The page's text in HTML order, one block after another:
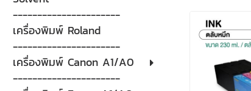
----------------------
เครื่องพิมพ์ Roland
----------------------
เครื่องพิมพ์ Canon A1/A0
----------------------